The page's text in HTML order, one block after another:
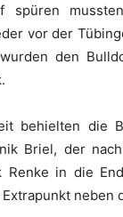
spüren
vor der
den
behielten die
Briel, der
Renke in die
neben